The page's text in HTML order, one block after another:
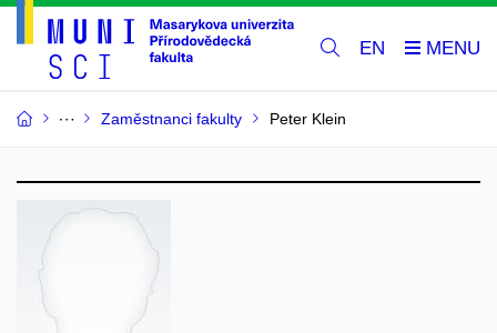
EN
Zaměstnanci fakulty Peter Klein